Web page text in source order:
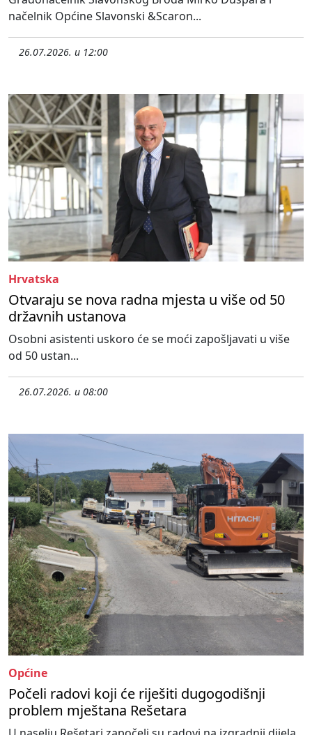
načelnik Općine Slavonski &Scaron...
26.07.2026. u 12:00
Hrvatska
Otvaraju se nova radna mjesta u više od 50
državnih ustanova
Osobni asistenti uskoro će se moći zapošljavati u više
od 50 ustan...
26.07.2026. u 08:00
Općine
Počeli radovi koji će riješiti dugogodišnji
problem mještana Rešetara